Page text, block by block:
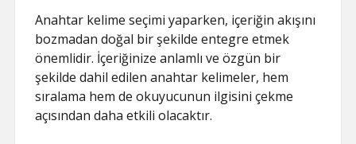
Anahtar kelime seçimi yaparken, içeriğin akışını
bozmadan doğal bir şekilde entegre etmek
önemlidir. İçeriğinize anlamlı ve özgün bir
şekilde dahil edilen anahtar kelimeler, hem
sıralama hem de okuyucunun ilgisini çekme
açısından daha etkili olacaktır.